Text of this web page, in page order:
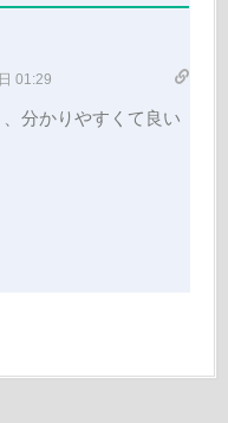
01:29
分かりやすくて良い